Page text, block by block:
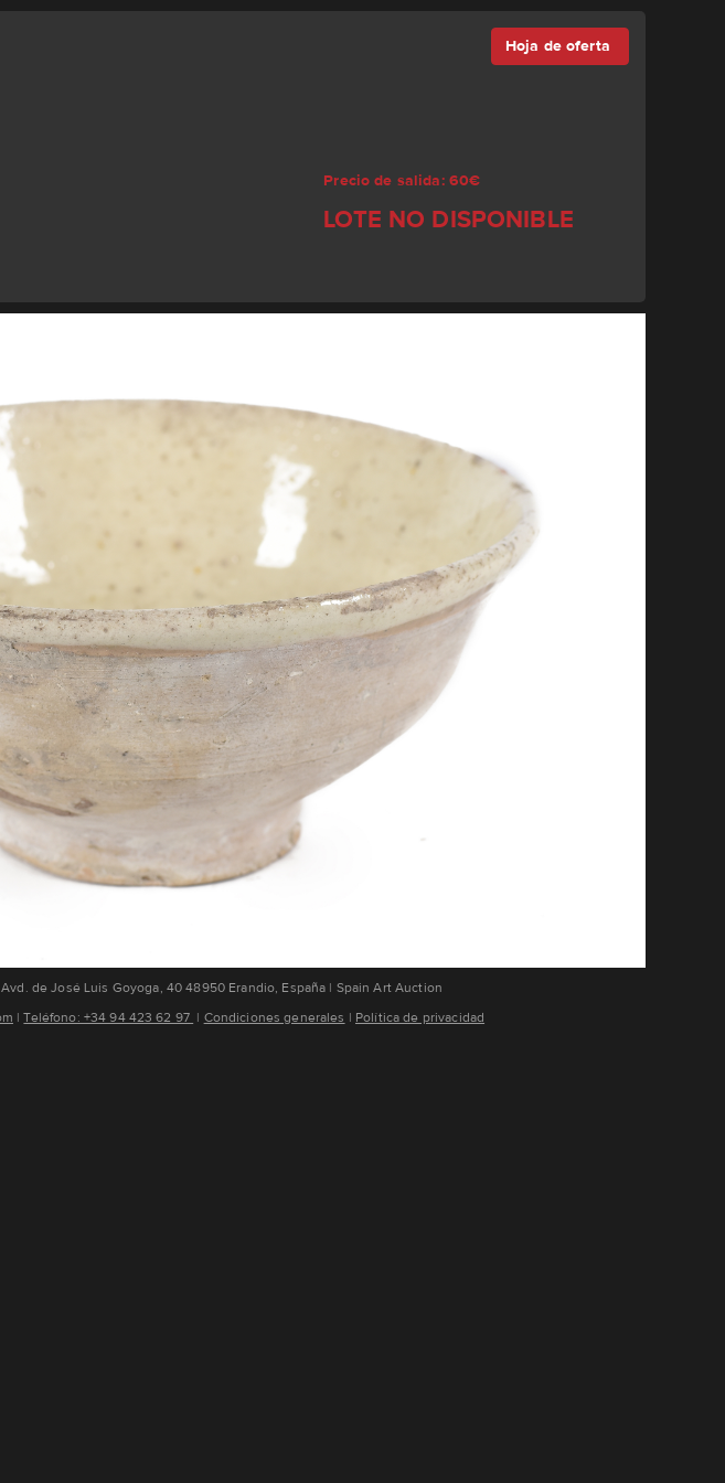
Hoja de oferta
Precio de salida: 60€
LOTE NO DISPONIBLE
Avd. de José Luis Goyoga, 40 48950 Erandio, España | Spain Art Auction
¦Teléfono: +34 94 423 62 97 ¦ Condiciones generales ¦ Política de privacidad